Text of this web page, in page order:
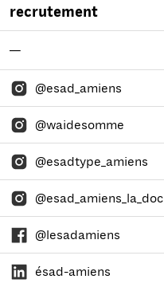
recrutement
—
@esad_amiens
@waidesomme
@esadtype_amiens
@esad_amiens_la_doc
@lesadamiens
ésad-amiens